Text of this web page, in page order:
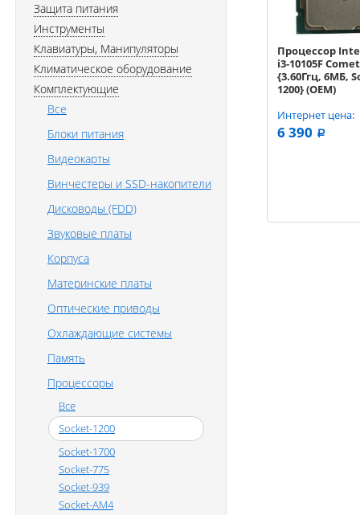
Процессор
i3-10105F
{3.60Ггц, 6МБ,
1200} (OEM)
Интернет цена:
6 390 a
Защита питания
Инструменты
Клавиатуры, Манипуляторы
Климатическое оборудование
Комплектующие
Все
Блоки питания
Видеокарты
Винчестеры и SSD-накопители
Дисководы (FDD)
Звуковые платы
Корпуса
Материнские платы
Оптические приводы
Охлаждающие системы
Память
Процессоры
Все
Socket-1200
Socket-1700
Socket-775
Socket-939
Socket-AM4